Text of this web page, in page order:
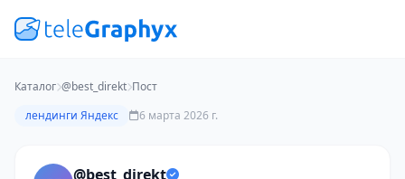
Каталог @best_direkt Пост
лендинги Яндекс
6 марта 2026 г.
@best_direkt